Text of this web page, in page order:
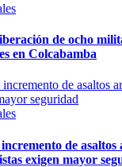
de ocho
en Colcabamba
de asaltos
exigen mayor